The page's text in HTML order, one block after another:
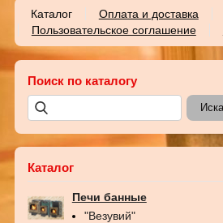
Каталог Оплата и доставка
Пользовательское соглашение
Поиск по каталогу
Каталог
Печи банные
"Везувий"